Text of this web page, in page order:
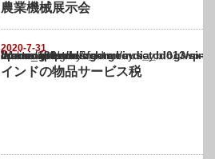
農業機械展示会
2020-7-31
Warning
: Undefined array key "show_category" in
/home/netst/kuno-cpa.co.jp/public_html/india_blog/wp-content/themes/
on line183
インドの物品サービス税